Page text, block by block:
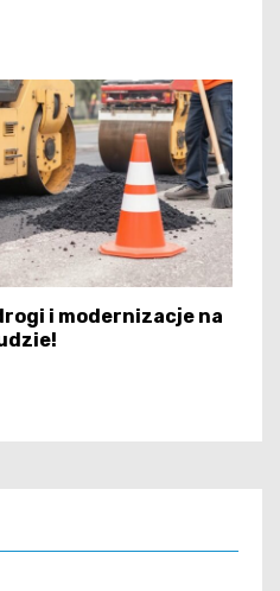
i modernizacje na